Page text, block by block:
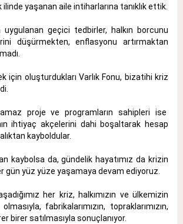
yaşanan aile intiharlarına tanıklık ettik.
uygulanan geçici tedbirler, halkın borcunu
düşürmekten, enflasyonu artırmaktan
için oluşturdukları Varlık Fonu, bizatihi kriz
proje ve programların sahipleri ise
ihtiyaç akçelerini dahi boşaltarak hesap
kayboldular.
kaybolsa da, gündelik hayatımız da krizin
gün yüz yüze yaşamaya devam ediyoruz.
her kriz, halkımızın ve ülkemizin
fabrikalarımızın, topraklarımızın,
birer satılmasıyla sonuçlanıyor.